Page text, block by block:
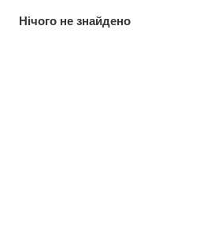
Нiчого не знайдено